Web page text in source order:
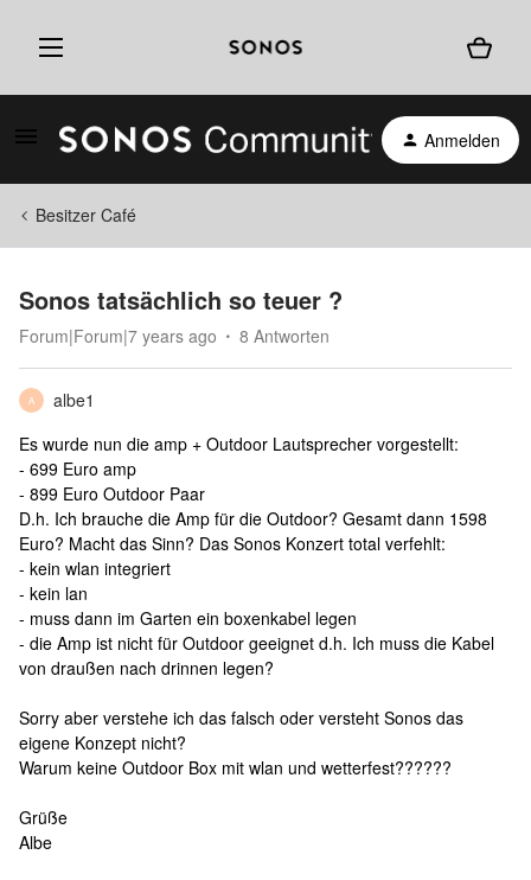
Anmelden
Besitzer Café
Sonos tatsächlich so teuer ?
Forum|Forum|7 years ago 8 Antworten
A
albe1
Es wurde nun die amp + Outdoor Lautsprecher vorgestellt:
- 699 Euro amp
- 899 Euro Outdoor Paar
D.h. Ich brauche die Amp für die Outdoor? Gesamt dann 1598
Euro? Macht das Sinn? Das Sonos Konzert total verfehlt:
- kein wlan integriert
- kein lan
- muss dann im Garten ein boxenkabel legen
- die Amp ist nicht für Outdoor geeignet d.h. Ich muss die Kabel
von draußen nach drinnen legen?
Sorry aber verstehe ich das falsch oder versteht Sonos das
eigene Konzept nicht?
Warum keine Outdoor Box mit wlan und wetterfest??????
Grüße
Albe